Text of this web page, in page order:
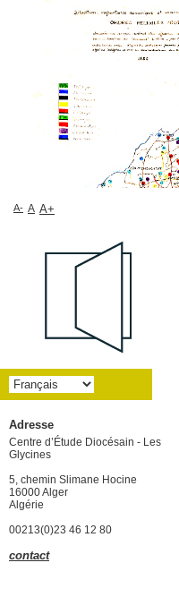
A- A A+
Adresse
Centre d’Étude Diocésain - Les
Glycines
5, chemin Slimane Hocine
16000 Alger
Algérie
00213(0)23 46 12 80
contact